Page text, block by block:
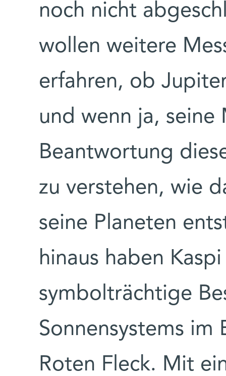
noch nicht
wollen weitere
erfahren, ob
und wenn ja, seine
Beantwortung
zu verstehen, wie
seine Planeten
hinaus haben
symbolträchtige
Sonnensystems im
Roten Fleck. Mit